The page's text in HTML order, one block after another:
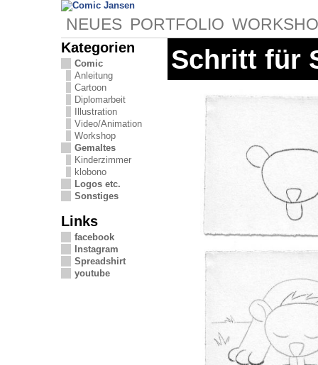
NEUES PORTFOLIO
Kategorien
Comic
Anleitung
Cartoon
Diplomarbeit
Illustration
Video/Animation
Workshop
Gemaltes
Kinderzimmer
klobono
Logos etc.
Sonstiges
Links
facebook
Instagram
Spreadshirt
youtube
Schritt für